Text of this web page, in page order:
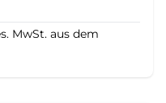
MwSt. aus dem